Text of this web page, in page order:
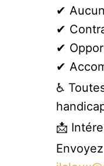
✔
✔
✔
✔
♿
📩